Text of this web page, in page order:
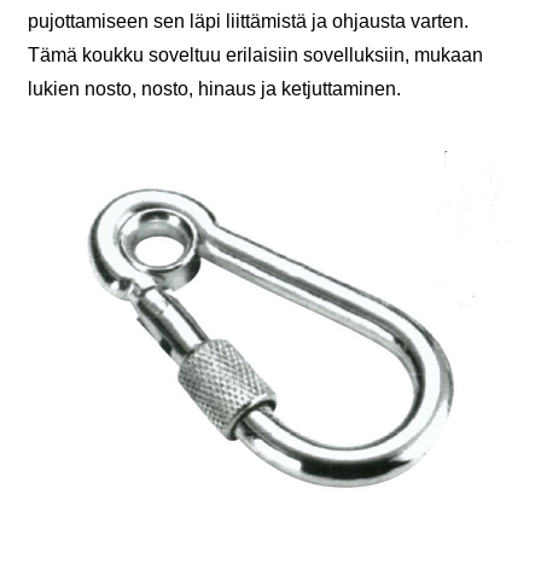
pujottamiseen sen läpi liittämistä ja ohjausta varten.
Tämä koukku soveltuu erilaisiin sovelluksiin, mukaan
lukien nosto, nosto, hinaus ja ketjuttaminen.